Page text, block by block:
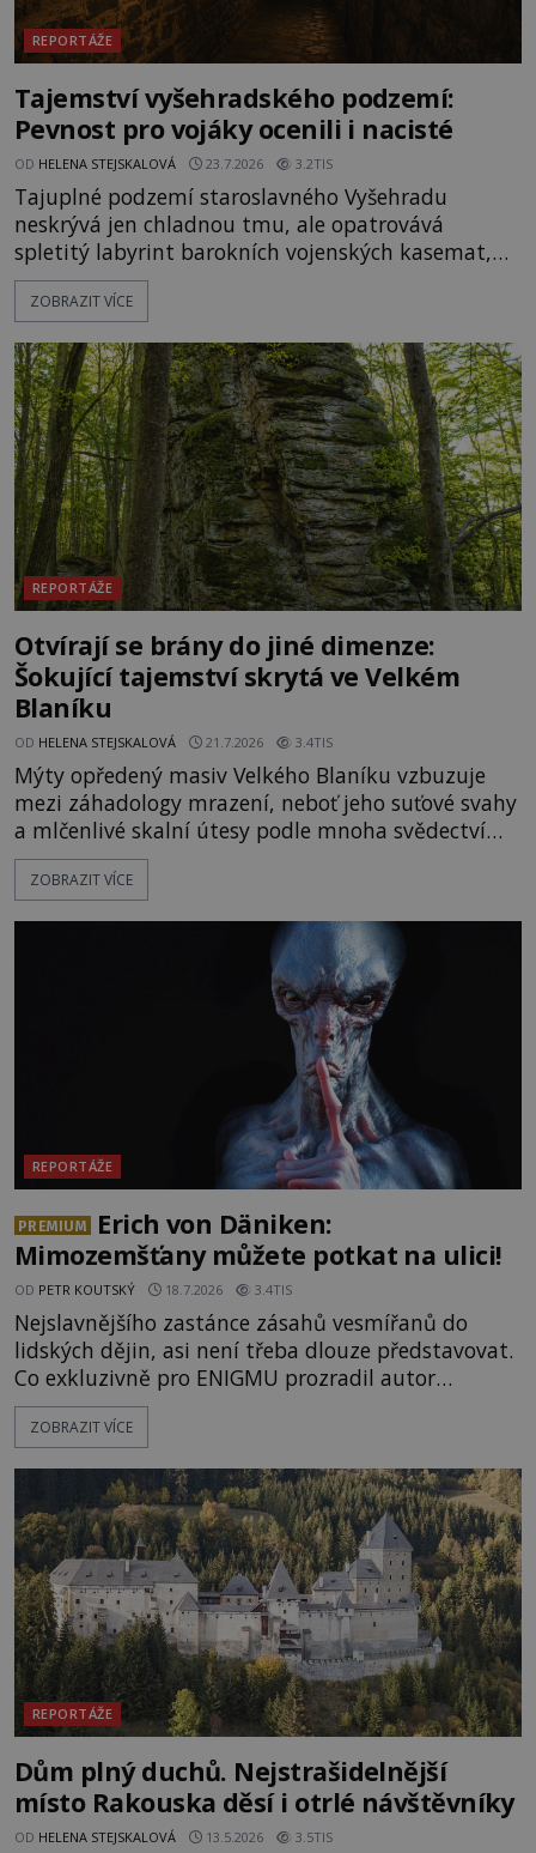
REPORTÁŽE
Tajemství vyšehradského podzemí:
Pevnost pro vojáky ocenili i nacisté
OD HELENA STEJSKALOVÁ 23.7.2026 3.2TIS
Tajuplné podzemí staroslavného Vyšehradu
neskrývá jen chladnou tmu, ale opatrovává
spletitý labyrint barokních vojenských kasemat,
zapomenuté chrámy a vzácné národní poklady.
Hluboko uvnitř mohutné skály nad řekou Vltavou
vyhýbá shonu moderní metropole. Místo, ke
kterému se vážou nejstarší české mýty, ve svých
temných útrobách střeží monumentální
ZOBRAZIT VÍCE
REPORTÁŽE
Otvírají se brány do jiné dimenze:
Šokující tajemství skrytá ve Velkém
Blaníku
OD HELENA STEJSKALOVÁ 21.7.2026 3.4TIS
Mýty opředený masiv Velkého Blaníku vzbuzuje
mezi záhadology mrazení, neboť jeho suťové svahy
a mlčenlivé skalní útesy podle mnoha svědectví
fungují jako anomální zóny, kde selhává lidské
vnímání času i prostoru. Geologické anomálie hory
badatelé zde odkrývají indicie, které propojují
prastaré pohanské kulty, keltské svatyně a zprávy
ZOBRAZIT VÍCE
REPORTÁŽE
PREMIUM
Erich von Däniken:
Mimozemšťany můžete potkat na ulici!
OD PETR KOUTSKÝ 18.7.2026 3.4TIS
Nejslavnějšího zastánce zásahů vesmířanů do
lidských dějin, asi není třeba dlouze představovat.
Co exkluzivně pro ENIGMU prozradil autor
Vzpomínek na budoucnost, švýcarský badatel
Erich von Däniken? Orbitální stanice Viking 1
je umělá družice od povrchu Marsu vzdálena asi
1873 kilometrů, nachá
ZOBRAZIT VÍCE
REPORTÁŽE
Dům plný duchů. Nejstrašidelnější
místo Rakouska děsí i otrlé návštěvníky
OD HELENA STEJSKALOVÁ 13.5.2026 3.5TIS